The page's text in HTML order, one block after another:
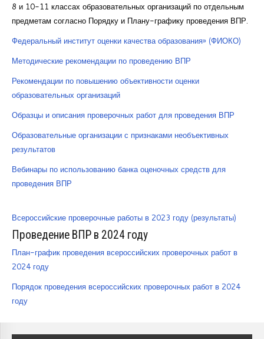
8 и 10-11 классах образовательных организаций по отдельным
предметам согласно Порядку и Плану-графику проведения ВПР.
Федеральный институт оценки качества образования» (ФИОКО)
Методические рекомендации по проведению ВПР
Рекомендации по повышению объективности оценки
образовательных организаций
Образцы и описания проверочных работ для проведения ВПР
Образовательные организации с признаками необъективных
результатов
Вебинары по использованию банка оценочных средств для
проведения ВПР
Всероссийские проверочные работы в 2023 году (результаты)
Проведение ВПР в 2024 году
План-график проведения всероссийских проверочных работ в
2024 году
Порядок проведения всероссийских проверочных работ в 2024
году